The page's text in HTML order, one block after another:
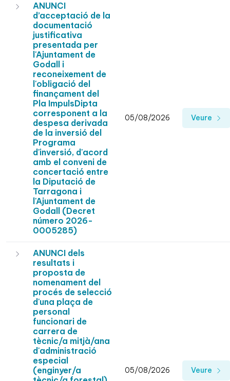
ANUNCI
d’acceptació de la
documentació
justificativa
presentada per
l'Ajuntament de
Godall i
reconeixement de
l'obligació del
finançament del
Pla ImpulsDipta
corresponent a la
despesa derivada
de la inversió del
Programa
d'inversió, d'acord
amb el conveni de
concertació entre
la Diputació de
Tarragona i
l'Ajuntament de
Godall (Decret
número 2026-
0005285)
05/08/2026 Veure
ANUNCI dels
resultats i
proposta de
nomenament del
procés de selecció
d'una plaça de
personal
funcionari de
carrera de
tècnic/a mitjà/ana
d'administració
especial
(enginyer/a
05/08/2026 Veure